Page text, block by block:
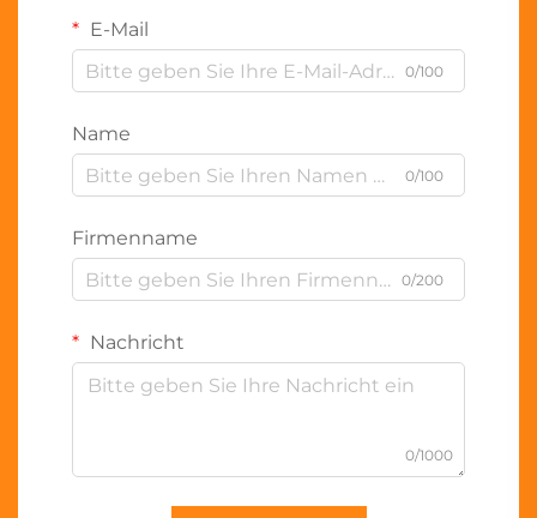
E-Mail
0/100
Name
0/100
Firmenname
0/200
Nachricht
0/1000